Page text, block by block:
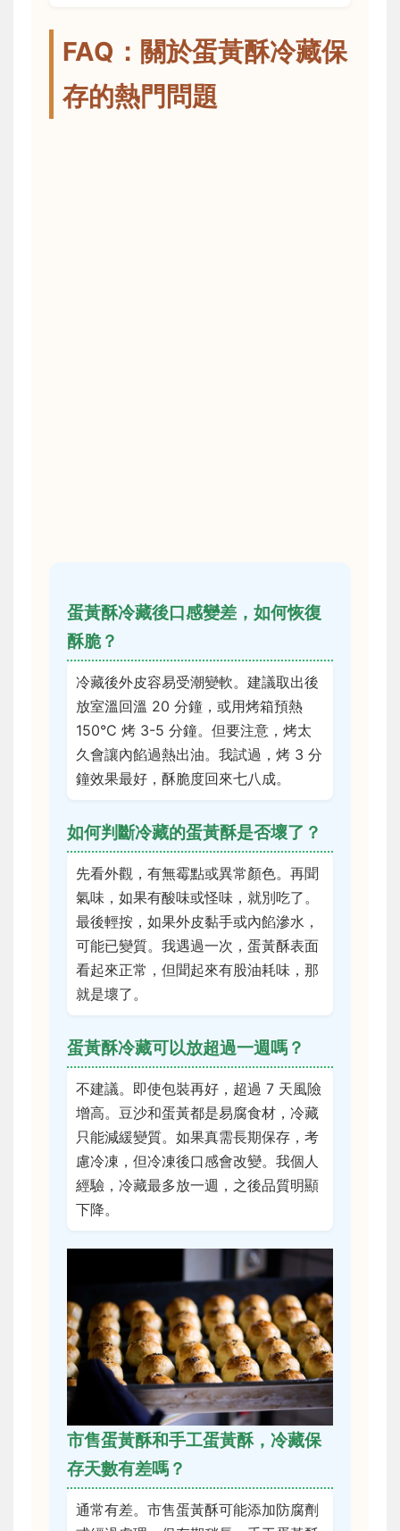
FAQ：關於蛋黃酥冷藏保
存的熱門問題
蛋黃酥冷藏後口感變差，如何恢復
酥脆？
冷藏後外皮容易受潮變軟。建議取出後
放室溫回溫 20 分鐘，或用烤箱預熱
150°C 烤 3-5 分鐘。但要注意，烤太
久會讓內餡過熱出油。我試過，烤 3 分
鐘效果最好，酥脆度回來七八成。
如何判斷冷藏的蛋黃酥是否壞了？
先看外觀，有無霉點或異常顏色。再聞
氣味，如果有酸味或怪味，就別吃了。
最後輕按，如果外皮黏手或內餡滲水，
可能已變質。我遇過一次，蛋黃酥表面
看起來正常，但聞起來有股油耗味，那
就是壞了。
蛋黃酥冷藏可以放超過一週嗎？
不建議。即使包裝再好，超過 7 天風險
增高。豆沙和蛋黃都是易腐食材，冷藏
只能減緩變質。如果真需長期保存，考
慮冷凍，但冷凍後口感會改變。我個人
經驗，冷藏最多放一週，之後品質明顯
下降。
市售蛋黃酥和手工蛋黃酥，冷藏保
存天數有差嗎？
通常有差。市售蛋黃酥可能添加防腐劑